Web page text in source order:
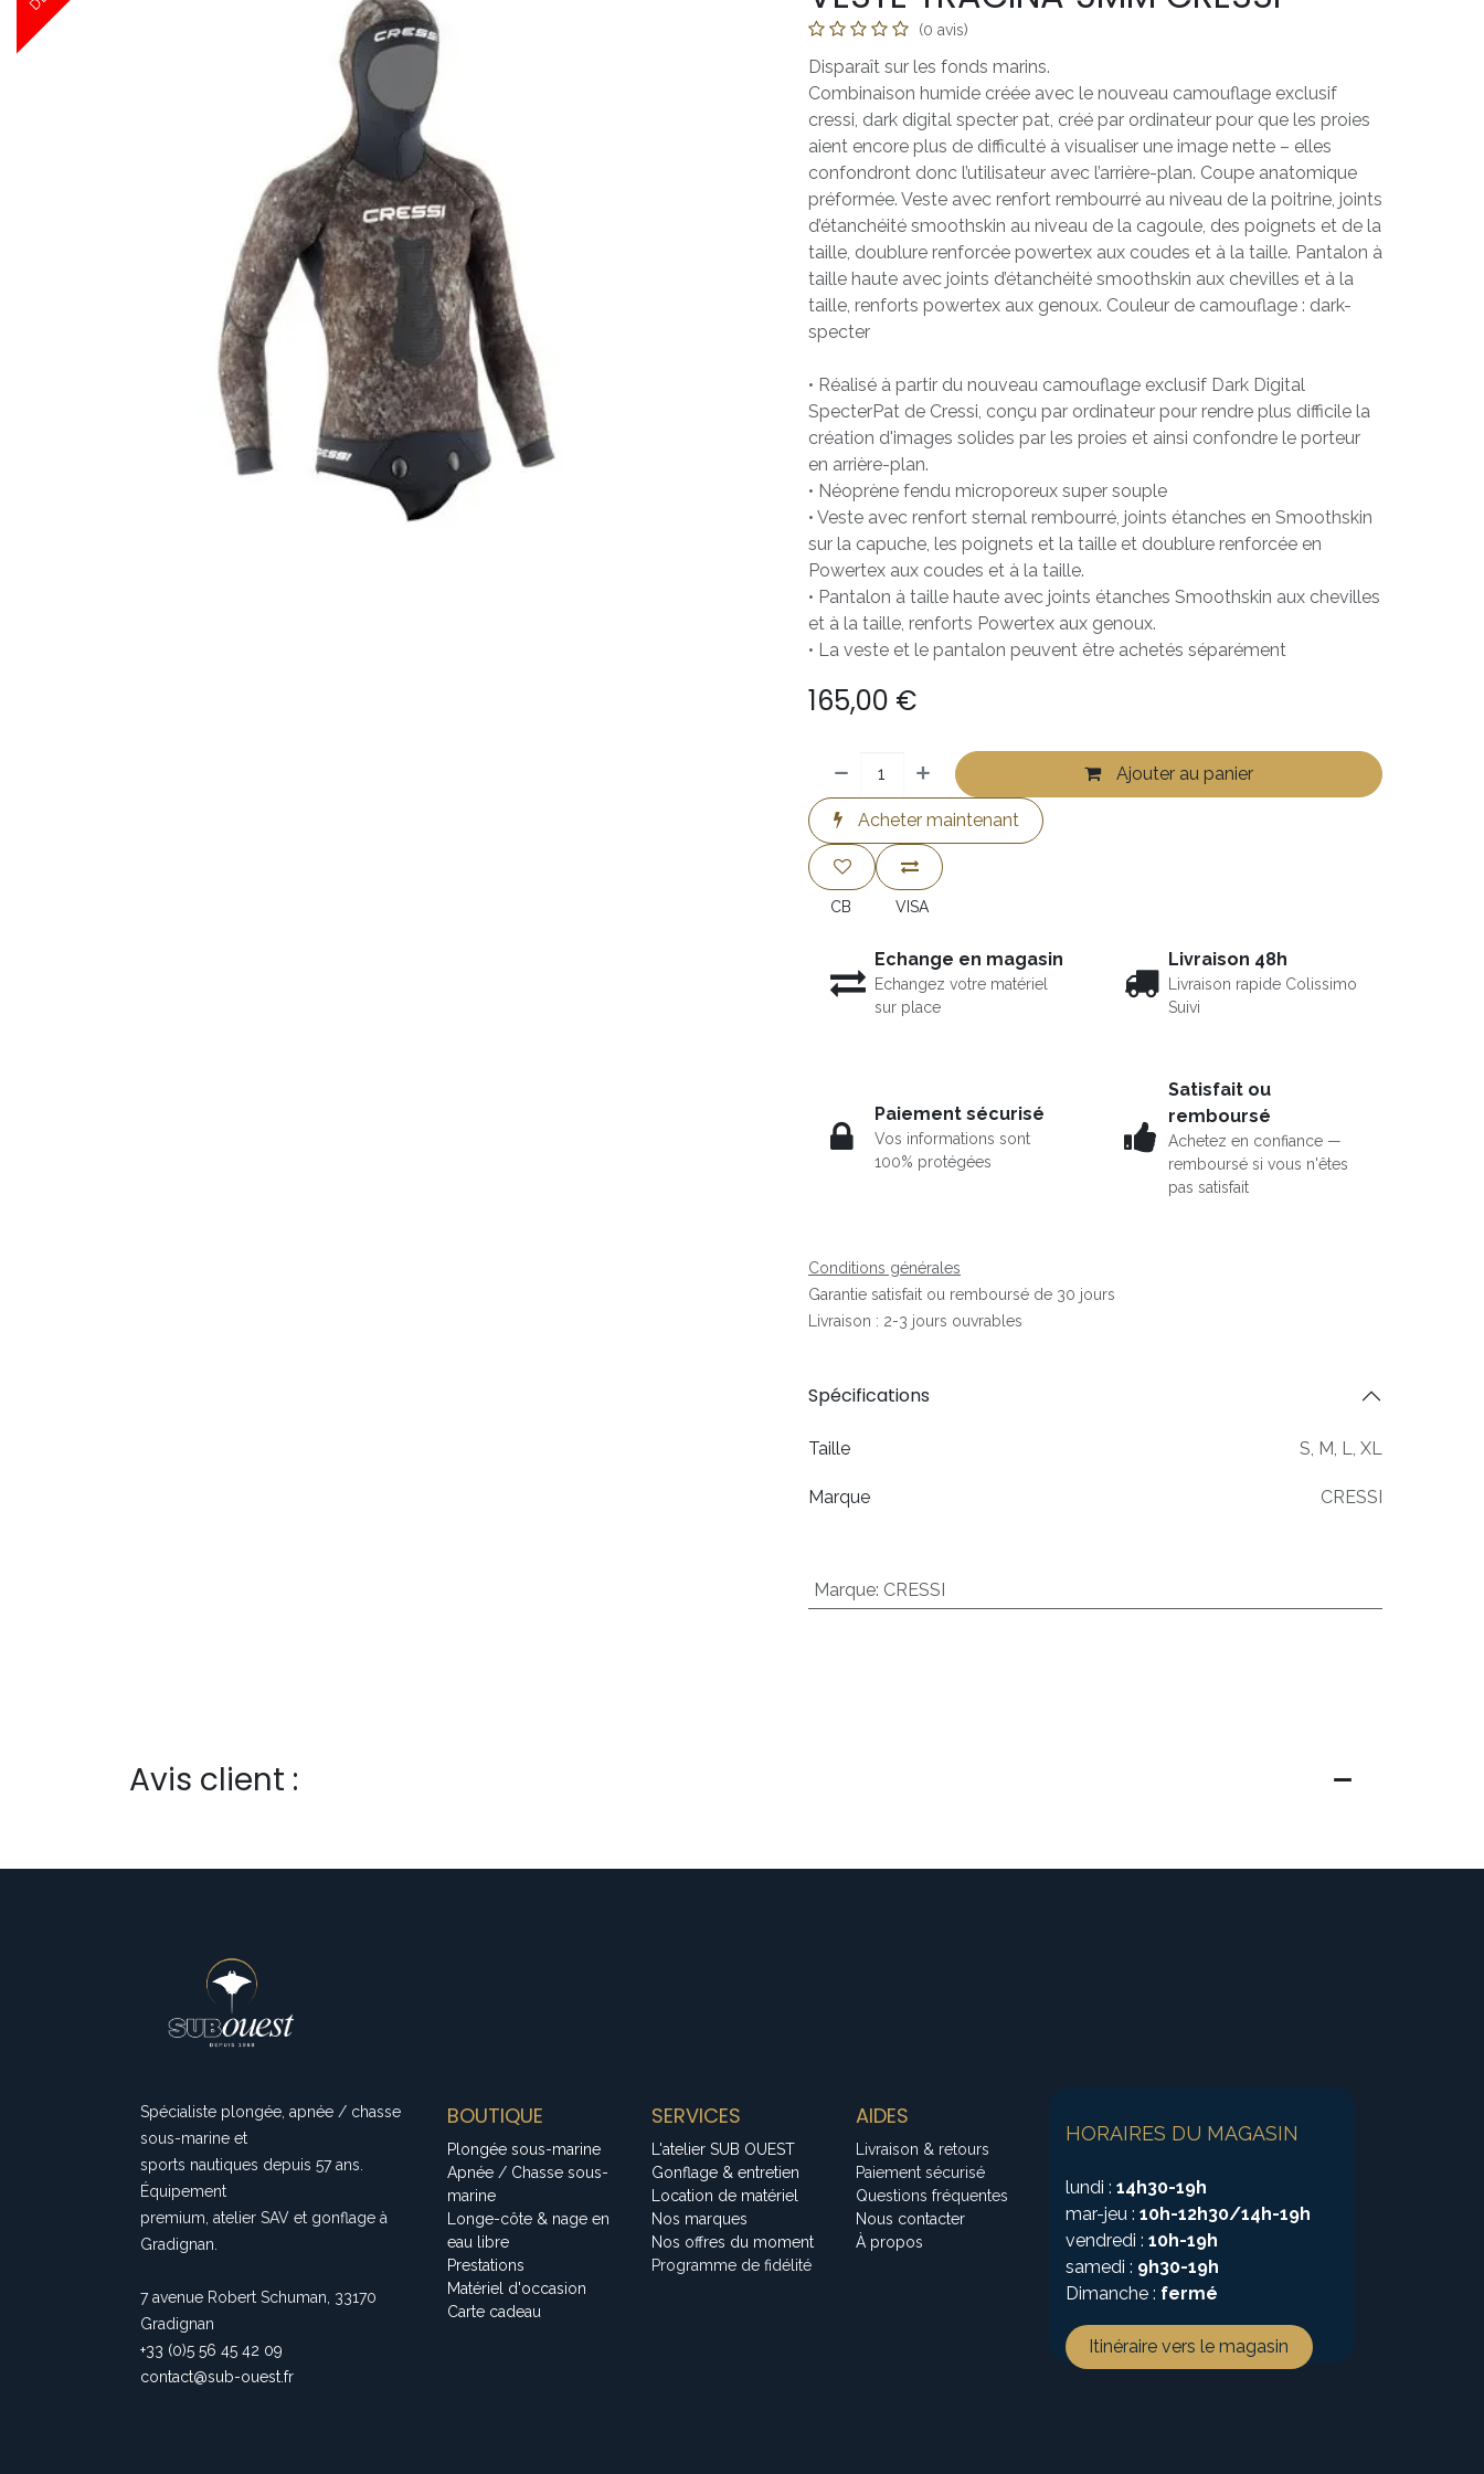
(0 avis)
Disparaît sur les fonds marins.
Combinaison humide créée avec le nouveau camouflage exclusif
cressi, dark digital specter pat, créé par ordinateur pour que les proies
aient encore plus de difficulté à visualiser une image nette – elles
confondront donc l’utilisateur avec l’arrière-plan. Coupe anatomique
préformée. Veste avec renfort rembourré au niveau de la poitrine, joints
d’étanchéité smoothskin au niveau de la cagoule, des poignets et de la
taille, doublure renforcée powertex aux coudes et à la taille. Pantalon à
taille haute avec joints d’étanchéité smoothskin aux chevilles et à la
taille, renforts powertex aux genoux. Couleur de camouflage : dark-
specter
• Réalisé à partir du nouveau camouflage exclusif Dark Digital
SpecterPat de Cressi, conçu par ordinateur pour rendre plus difficile la
création d'images solides par les proies et ainsi confondre le porteur
en arrière-plan.
• Néoprène fendu microporeux super souple
• Veste avec renfort sternal rembourré, joints étanches en Smoothskin
sur la capuche, les poignets et la taille et doublure renforcée en
Powertex aux coudes et à la taille.
• Pantalon à taille haute avec joints étanches Smoothskin aux chevilles
et à la taille, renforts Powertex aux genoux.
• La veste et le pantalon peuvent être achetés séparément
165,00 €
Ajouter au panier
Acheter maintenant
CB VISA
Echange en magasin
Echangez votre matériel
sur place
Livraison 48h
Livraison rapide Colissimo
Suivi
Paiement sécurisé
Vos informations sont
100% protégées
Satisfait ou
remboursé
Achetez en confiance —
remboursé si vous n'êtes
pas satisfait
Conditions générales
Garantie satisfait ou remboursé de 30 jours
Livraison : 2-3 jours ouvrables
Spécifications
Taille S M L XL
Marque CRESSI
Marque: CRESSI
Avis client :
Spécialiste plongée, apnée / chasse
sous-marine et
sports nautiques depuis 57 ans.
Équipement
premium, atelier SAV et gonflage à
Gradignan.
7 avenue Robert Schuman, 33170
Gradignan
+33 (0)5 56 45 42 09
contact@sub-ouest.fr
BOUTIQUE
Plongée sous-marine
Apnée / Chasse sous-
marine
Longe-côte & nage en
eau libre
Prestations
Matériel d'occasion
Carte cadeau
SERVICES
L'atelier SUB OUEST
Gonflage & entretien
Location de matériel
Nos marques
Nos offres du moment
Programme de fidélité
AIDES
Livraison & retours
Paiement sécurisé
Questions fréquentes
Nous contacter
À propos
HORAIRES DU MAGASIN
lundi : 14h30-19h
mar-jeu : 10h-12h30/14h-19h
vendredi : 10h-19h
samedi : 9h30-19h
Dimanche : fermé
Itinéraire vers le magasin